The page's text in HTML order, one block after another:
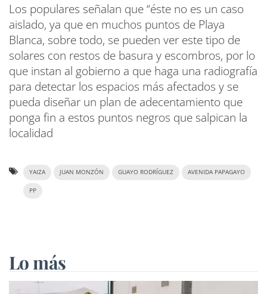
Los populares señalan que “éste no es un caso
aislado, ya que en muchos puntos de Playa
Blanca, sobre todo, se pueden ver este tipo de
solares con restos de basura y escombros, por lo
que instan al gobierno a que haga una radiografía
para detectar los espacios más afectados y se
pueda diseñar un plan de adecentamiento que
ponga fin a estos puntos negros que salpican la
localidad
YAIZA JUAN MONZÓN GUAYO RODRÍGUEZ AVENIDA PAPAGAYO
PP
Lo más